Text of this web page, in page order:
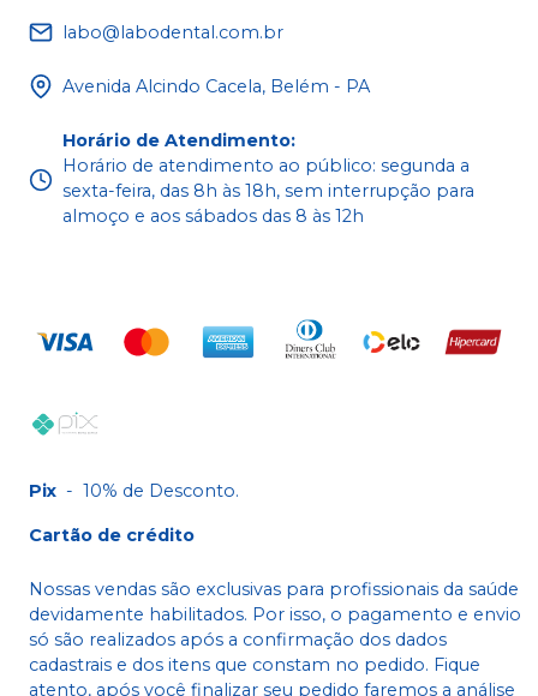
labo@labodental.com.br
Avenida Alcindo Cacela, Belém - PA
Horário de Atendimento:
Horário de atendimento ao público: segunda a
sexta-feira, das 8h às 18h, sem interrupção para
almoço e aos sábados das 8 às 12h
Pix - 10% de Desconto.
Cartão de crédito
Nossas vendas são exclusivas para profissionais da saúde
devidamente habilitados. Por isso, o pagamento e envio
só são realizados após a confirmação dos dados
cadastrais e dos itens que constam no pedido. Fique
atento, após você finalizar seu pedido faremos a análise